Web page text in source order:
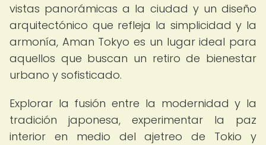
vistas panorámicas a la ciudad y un diseño
arquitectónico que refleja la simplicidad y la
armonía, Aman Tokyo es un lugar ideal para
aquellos que buscan un retiro de bienestar
urbano y sofisticado.
Explorar la fusión entre la modernidad y la
tradición japonesa, experimentar la paz
interior en medio del ajetreo de Tokio y